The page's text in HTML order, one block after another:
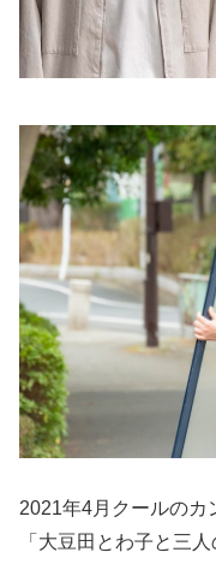
2021年4月クールのカ
「大豆田とわ子と三